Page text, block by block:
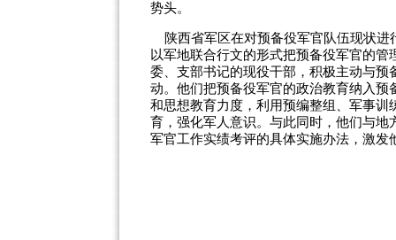
势头。
陕西省军区在对预备役军官队伍现状进
以军地联合行文的形式把预备役军官的
委、支部书记的现役干部，积极主动与
动。他们把预备役军官的政治教育纳入
和思想教育力度，利用预编整组、军事
育，强化军人意识。与此同时，他们与
军官工作实绩考评的具体实施办法，激发